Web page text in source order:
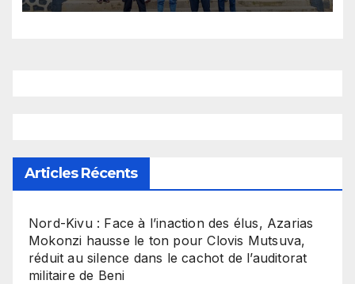
connecté à sa base
Articles Récents
Nord-Kivu : Face à l’inaction des élus, Azarias
Mokonzi hausse le ton pour Clovis Mutsuva,
réduit au silence dans le cachot de l’auditorat
militaire de Beni